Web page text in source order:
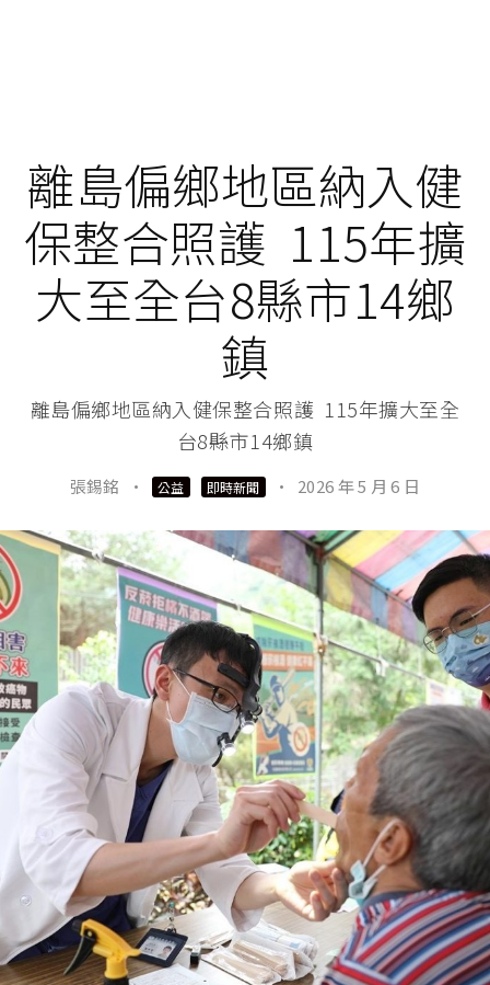
離島偏鄉地區納入健
保整合照護 115年擴
大至全台8縣市14鄉
鎮
離島偏鄉地區納入健保整合照護 115年擴大至全
台8縣市14鄉鎮
張錫銘 · 公益 即時新聞 · 2026 年 5 月 6 日